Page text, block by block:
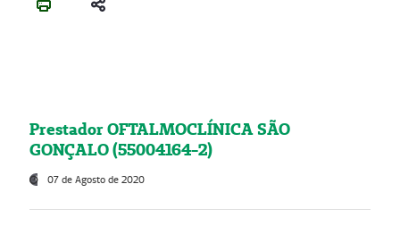
Prestador OFTALMOCLÍNICA SÃO
GONÇALO (55004164-2)
07 de Agosto de 2020